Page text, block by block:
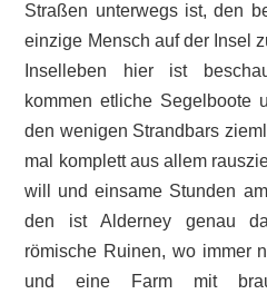
Straßen unterwegs ist, den
einzige Mensch auf der Insel
Inselleben hier ist
kommen etliche Segelboote
den wenigen Strandbars
mal komplett aus allem
will und einsame Stunden
den ist Alderney genau
römische Ruinen, wo immer
und eine Farm mit